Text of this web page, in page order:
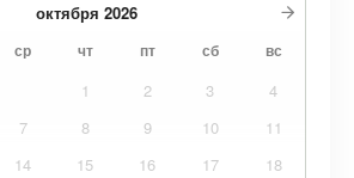
октября 2026
ср чт пт сб вс
1 2 3
4
7 8 9 10
11
14 15 16 17
18